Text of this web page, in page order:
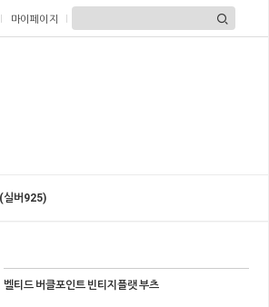
마이페이지
실버925)
벨티드 버클포인트 빈티지플랫 부츠